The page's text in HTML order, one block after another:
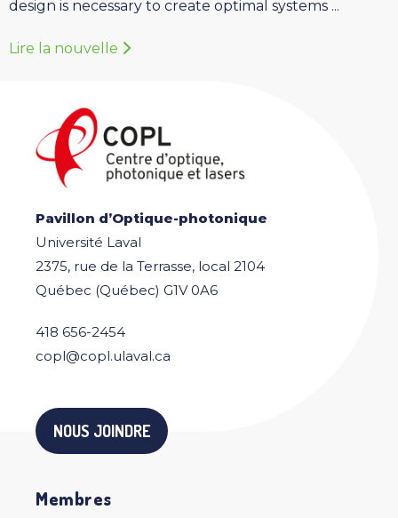
design is necessary to create optimal systems ...
Lire la nouvelle
Pavillon d’Optique-photonique
Université Laval
2375, rue de la Terrasse, local 2104
Québec (Québec) G1V 0A6
418 656-2454
copl@copl.ulaval.ca
NOUS JOINDRE
Membres